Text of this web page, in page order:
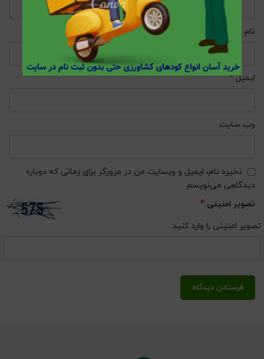
نام *
ایمیل*
وب‌ سایت
ذخیره نام، ایمیل و وبسایت من در مرورگر برای زمانی که دوباره
دیدگاهی می‌نویسم.
تصویر امنیتی *
تصویر امنیتی را وارد کنید: